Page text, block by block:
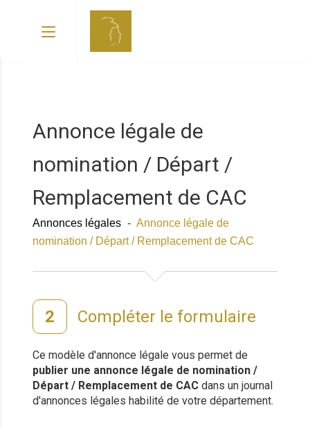
Annonce légale de
nomination / Départ /
Remplacement de CAC
Annonces légales - Annonce légale de
nomination / Départ / Remplacement de CAC
Compléter le formulaire
Ce modèle d'annonce légale vous permet de
publier une annonce légale de nomination /
Départ / Remplacement de CAC dans un journal
d'annonces légales habilité de votre département.